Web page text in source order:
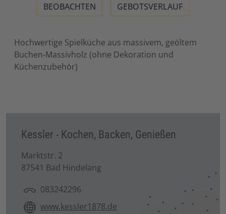
Hochwertige Spielküche aus massivem, geöltem
Buchen-Massivholz (ohne Dekoration und
Küchenzubehör)
BEOBACHTEN GEBOTSVERLAUF
Kessler - Kochen, Backen, Genießen
Marktstr. 2
87541 Bad Hindelang
083242296
www.kessler1878.de